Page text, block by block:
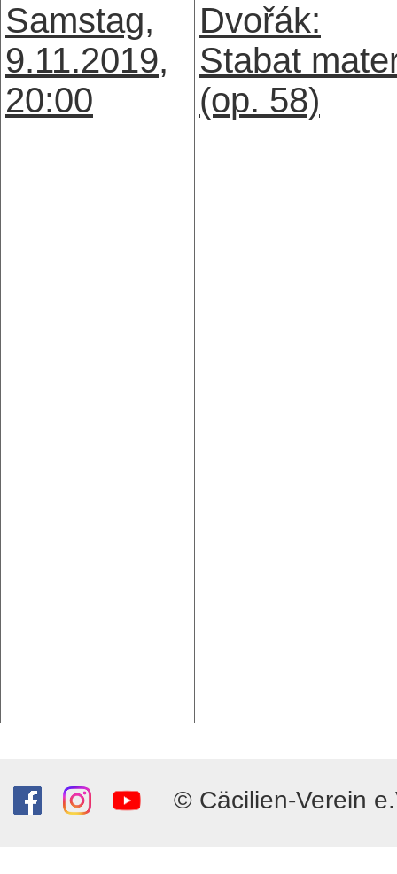
Samstag,
9.11.2019,
20:00
Dvořák:
Stabat
(op. 58)
© Cäcilien-Verein